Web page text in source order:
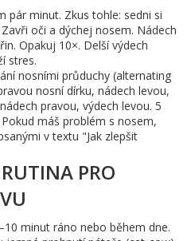
pár minut. Zkus tohle: sedni si
oči a dýchej nosem. Nádech
Opakuj 10×. Delší výdech
stres.
nosními průduchy (alternating
nosní dírku, nádech levou,
pravou, výdech levou. 5
máš problém s nosem,
v textu "Jak zlepšit
PRO
minut ráno nebo během dne.